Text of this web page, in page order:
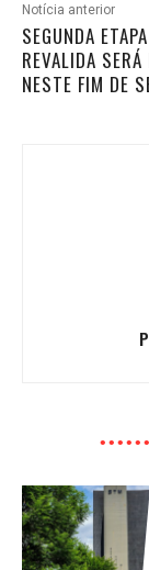
Notícia anterior
SEGUNDA
REVALIDA
NESTE FIM DE